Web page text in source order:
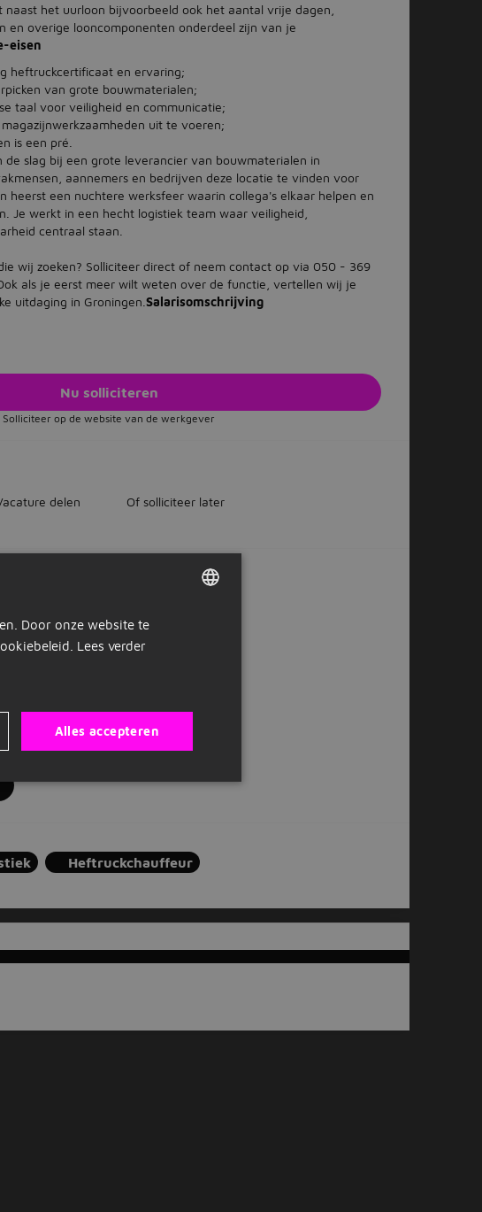
naast het uurloon bijvoorbeeld ook het aantal vrije dagen,
en overige looncomponenten onderdeel zijn van je
eisen
heftruckcertificaat en ervaring;
van grote bouwmaterialen;
taal voor veiligheid en communicatie;
uit te voeren;
is een pré.
de slag bij een grote leverancier van bouwmaterialen in
aannemers en bedrijven deze locatie te vinden voor
heerst een nuchtere werksfeer waarin collega's elkaar helpen en
Je werkt in een hecht logistiek team waar veiligheid,
centraal staan.
wij zoeken? Solliciteer direct of neem contact op via 050 - 369
als je eerst meer wilt weten over de functie, vertellen wij je
uitdaging in Groningen. Salarisomschrijving
Nu solliciteren
Solliciteer op de website van de werkgever
delen Of solliciteer later
in je inbox?
Heftruckchauffeur
Door onze website te
Lees verder
Alles accepteren